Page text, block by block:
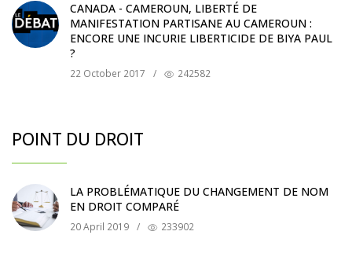
CANADA - CAMEROUN, LIBERTÉ DE
MANIFESTATION PARTISANE AU CAMEROUN :
ENCORE UNE INCURIE LIBERTICIDE DE BIYA PAUL
?
22 October 2017 / 242582
POINT DU DROIT
LA PROBLÉMATIQUE DU CHANGEMENT DE NOM
EN DROIT COMPARÉ
20 April 2019 / 233902